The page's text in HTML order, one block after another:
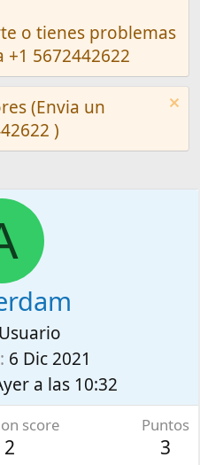
o tienes problemas
5672442622
(Envia un
)
6 Dic 2021
a las 10:32
score
2
Puntos
3